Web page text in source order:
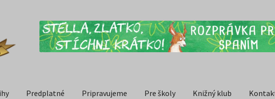
Predplatné Pripravujeme Pre školy Knižný klub